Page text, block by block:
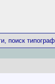
поиск